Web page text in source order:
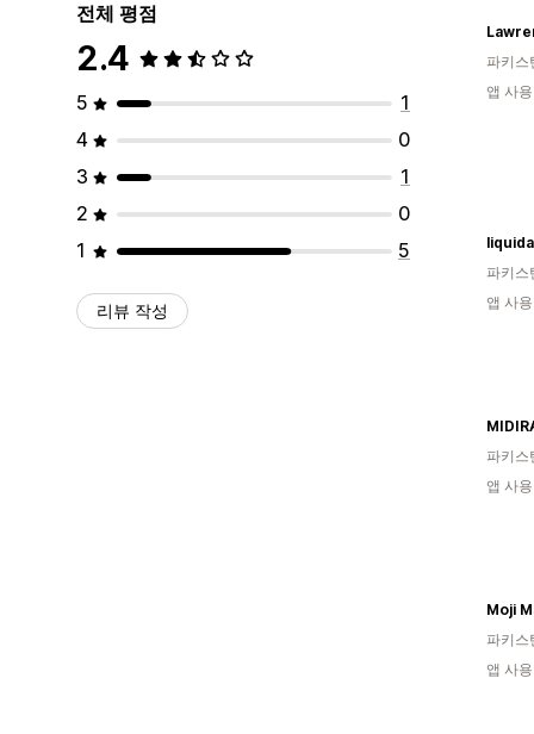
전체 평점
2.4
5
1
4
0
3
1
2
0
1
5
리뷰 작성
파키스
앱 사
파키스
앱 사
파키스
앱 사
Moji
파키스
앱 사